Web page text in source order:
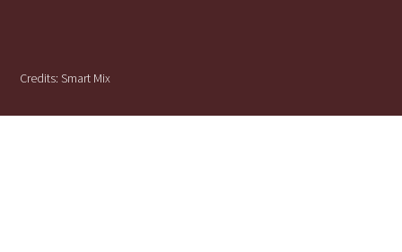
Credits:Smart Mix